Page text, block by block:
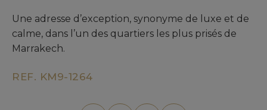
Une adresse d’exception, synonyme de luxe et de
calme, dans l’un des quartiers les plus prisés de
Marrakech.
REF. KM9-1264